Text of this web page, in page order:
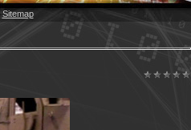
Sitemap